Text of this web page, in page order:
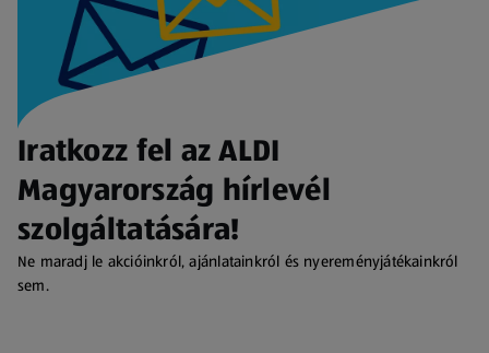
Iratkozz fel az ALDI
Magyarország hírlevél
szolgáltatására!
Ne maradj le akcióinkról, ajánlatainkról és nyereményjátékainkról
sem.